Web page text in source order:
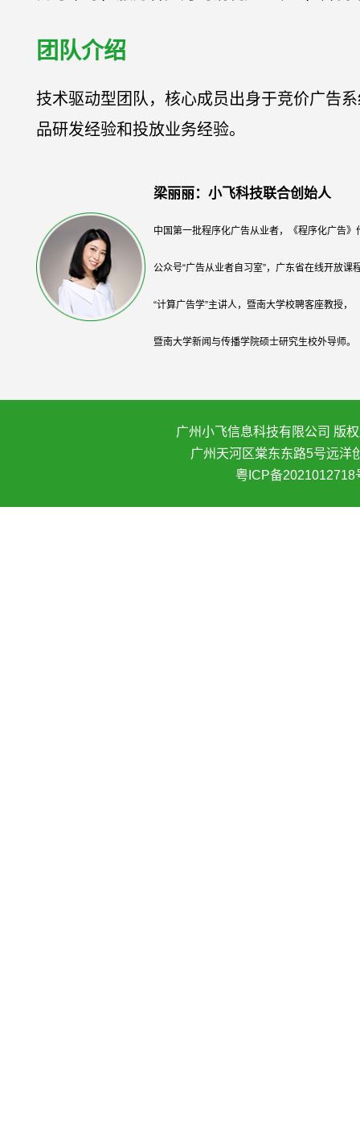
团队介绍
技术驱动型团队，核心成员出身于竞价广告
品研发经验和投放业务经验。
梁丽丽：小飞科技联合创始人
中国第一批程序化广告从业者，《程序化广告》
公众号“广告从业者自习室”，广东省在线开放课
“计算广告学”主讲人，暨南大学校聘客座教授，
暨南大学新闻与传播学院硕士研究生校外导师。
广州小飞信息科技有限公司 版
广州天河区棠东东路5号远洋
粤ICP备2021012718